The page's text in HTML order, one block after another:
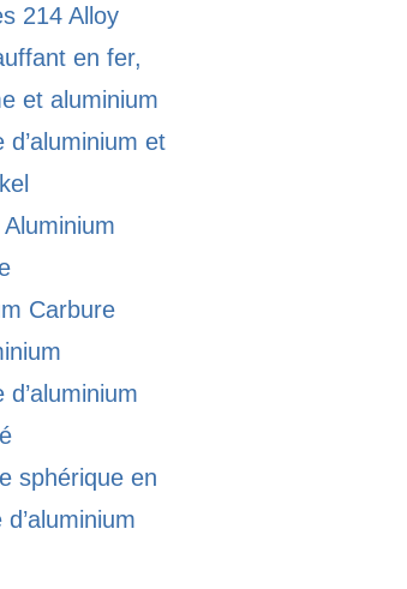
214 Alloy
en fer,
et aluminium
d’aluminium et
Aluminium
Carbure
d’aluminium
sphérique en
d’aluminium